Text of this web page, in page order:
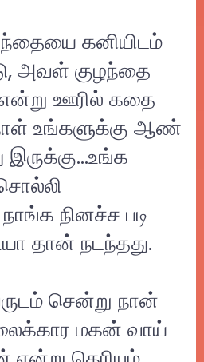
கனியிடம்
அவள் குழந்தை
என்று ஊரில் கதை
நாள் உங்களுக்கு ஆண்
இருக்கு…உங்க
நினச்ச படி
தான் நடந்தது.
சென்று நான்
மகன் வாய்